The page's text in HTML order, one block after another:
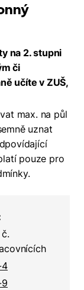
na 2. stupni
či
učíte v ZUŠ,
max. na půl
uznat
pouze pro
4